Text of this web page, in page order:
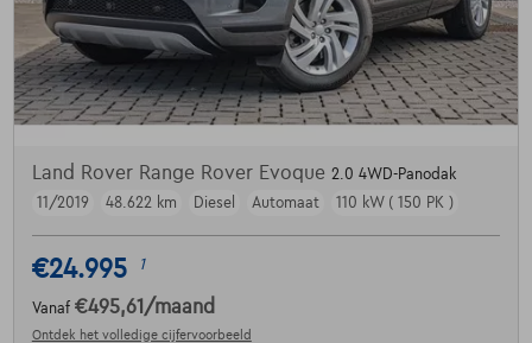
Land Rover Range Rover Evoque 2.0 4WD-Panodak
11/2019
48.622 km Diesel Automaat 110 kW ( 150 PK )
€24.995 1
Vanaf €495,61 /maand
Ontdek het volledige cijfervoorbeeld